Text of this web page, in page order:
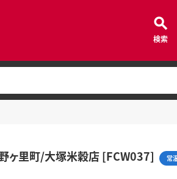
検索
ヶ里町/大塚米穀店 [FCW037] 常